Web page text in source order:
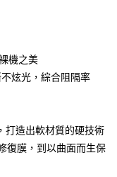
機之美
炫光，綜合阻隔率
打造出軟材質的硬技術
復膜，到以曲面而生保